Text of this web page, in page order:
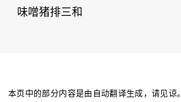
味噌猪排三和
本页中的部分内容是由自动翻译生成，请见谅。